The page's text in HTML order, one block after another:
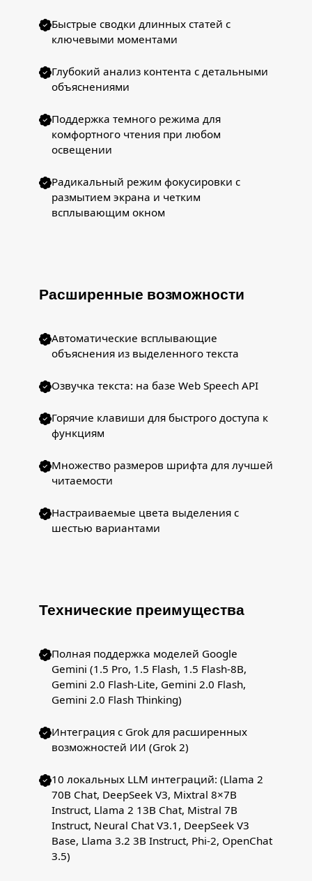
Быстрые сводки длинных статей с
ключевыми моментами
Глубокий анализ контента с детальными
объяснениями
Поддержка темного режима для
комфортного чтения при любом
освещении
Радикальный режим фокусировки с
размытием экрана и четким
всплывающим окном
Расширенные возможности
Автоматические всплывающие
объяснения из выделенного текста
Озвучка текста: на базе Web Speech API
Горячие клавиши для быстрого доступа к
функциям
Множество размеров шрифта для лучшей
читаемости
Настраиваемые цвета выделения с
шестью вариантами
Технические преимущества
Полная поддержка моделей Google
Gemini (1.5 Pro, 1.5 Flash, 1.5 Flash-8B,
Gemini 2.0 Flash-Lite, Gemini 2.0 Flash,
Gemini 2.0 Flash Thinking)
Интеграция с Grok для расширенных
возможностей ИИ (Grok 2)
10 локальных LLM интеграций: (Llama 2
70B Chat, DeepSeek V3, Mixtral 8×7B
Instruct, Llama 2 13B Chat, Mistral 7B
Instruct, Neural Chat V3.1, DeepSeek V3
Base, Llama 3.2 3B Instruct, Phi-2, OpenChat
3.5)